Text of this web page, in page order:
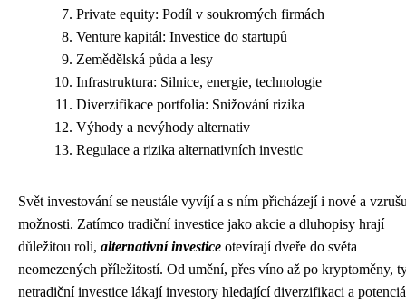
Private equity: Podíl v soukromých firmách
Venture kapitál: Investice do startupů
Zemědělská půda a lesy
Infrastruktura: Silnice, energie, technologie
Diverzifikace portfolia: Snižování rizika
Výhody a nevýhody alternativ
Regulace a rizika alternativních investic
Svět investování se neustále vyvíjí a s ním přicházejí i nové a
možnosti. Zatímco tradiční investice jako akcie a dluhopisy hrají
důležitou roli, alternativní investice otevírají dveře do světa
neomezených příležitostí. Od umění, přes víno až po kryptoměny,
netradiční investice lákají investory hledající diverzifikaci a